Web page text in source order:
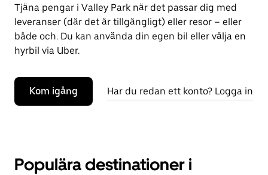
Tjäna pengar i Valley Park när det passar dig med
leveranser (där det är tillgängligt) eller resor – eller
både och. Du kan använda din egen bil eller välja en
hyrbil via Uber.
Kom igång Har du redan ett konto? Logga in
Populära destinationer i